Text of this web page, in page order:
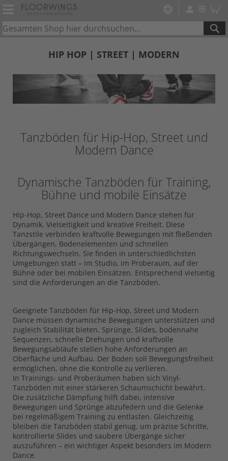
HIP HOP | STREET | MODERN
Tanzböden für Hip-Hop, Street und
Modern Dance
Dynamische Tanzböden für Training,
Bühne und mobile Einsätze
Hip-Hop, Street Dance und Modern Dance stehen für
Dynamik, Vielseitigkeit und kreative Freiheit. Diese
Tanzstile verbinden kraftvolle Bewegungen mit fließenden
Übergängen, Bodenelementen und schnellen
Richtungswechseln. Sie finden in unterschiedlichsten
Umgebungen statt – im Studio, im Proberaum, auf der
Bühne oder bei mobilen Einsätzen. Entsprechend vielseitig
sind die Anforderungen an die Tanzböden.
Geeignete Tanzböden für Hip-Hop, Street und Modern
Dance müssen dynamische Bewegungen unterstützen und
zugleich Stabilität bieten. Sprünge, Slides, bodennahe
Sequenzen, schnelle Drehungen und kraftvolle
Bewegungsabläufe stellen hohe Anforderungen an
Oberfläche und Aufbau. Der Boden soll Bewegungsfreiheit
ermöglichen, ohne die Kontrolle zu verlieren.
In Trainings- und Proberäumen haben sich Vinyl-
Tanzböden mit einer stärkeren Schaumschicht bewährt.
Die zusätzliche Dämpfung hilft dabei, intensive
Bewegungen und Sprünge abzufedern und die Gelenke
bei regelmäßigem Training zu entlasten. Gleichzeitig
bleiben die Tanzböden stabil genug, um präzise Schritte,
kontrollierte Slides und saubere Übergänge sicher
auszuführen – ein wichtiger Aspekt besonders im Modern
Dance.